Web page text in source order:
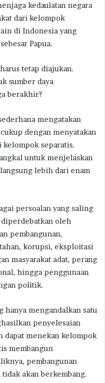
kedaulatan negara
dari kelompok
di Indonesia yang
Papua.
tetap diajukan.
sumber daya
berakhir?
mengatakan
dengan menyatakan
separatis.
untuk menjelaskan
lebih dari enam
persoalan yang saling
oleh
pembangunan,
korupsi, eksploitasi
masyarakat adat, perang
hingga penggunaan
politik.
hanya mengandalkan satu
penyelesaian
dapat menekan kelompok
membangun
pembangunan
akan berkembang.